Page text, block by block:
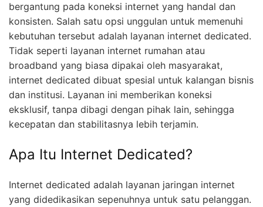
bergantung pada koneksi internet yang handal dan
konsisten. Salah satu opsi unggulan untuk memenuhi
kebutuhan tersebut adalah layanan internet dedicated.
Tidak seperti layanan internet rumahan atau
broadband yang biasa dipakai oleh masyarakat,
internet dedicated dibuat spesial untuk kalangan bisnis
dan institusi. Layanan ini memberikan koneksi
eksklusif, tanpa dibagi dengan pihak lain, sehingga
kecepatan dan stabilitasnya lebih terjamin.
Apa Itu Internet Dedicated?
Internet dedicated adalah layanan jaringan internet
yang didedikasikan sepenuhnya untuk satu pelanggan.